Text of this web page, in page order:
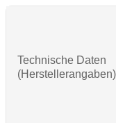
Technische Daten
(Herstellerangaben)